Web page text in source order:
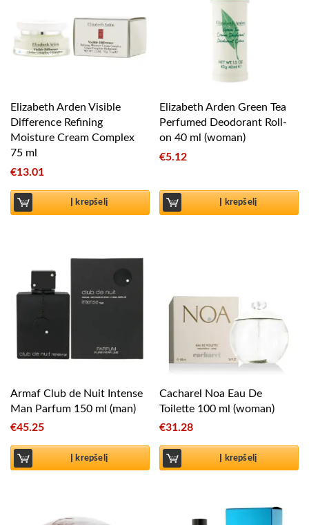
Elizabeth Arden Visible
Difference Refining
Moisture Cream Complex
75 ml
€13.01
Į krepšelį
Elizabeth Arden Green Tea
Perfumed Deodorant Roll-
on 40 ml (woman)
€5.12
Į krepšelį
Armaf Club de Nuit Intense
Man Parfum 150 ml (man)
€45.25
Į krepšelį
Cacharel Noa Eau De
Toilette 100 ml (woman)
€31.28
Į krepšelį